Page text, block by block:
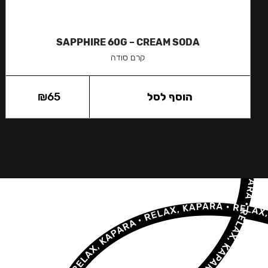
SAPPHIRE 60G – CREAM SODA
קרם סודה
₪65 הוסף לסל